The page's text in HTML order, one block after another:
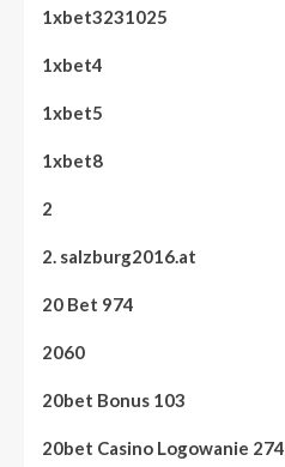
1xbet3231025
1xbet4
1xbet5
1xbet8
2
2. salzburg2016.at
20 Bet 974
2060
20bet Bonus 103
20bet Casino Logowanie 274